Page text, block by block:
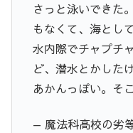
さっと泳いできた
もなくて、海とし
水内際でチャプチ
ど、潜水とかした
あかんっぽい。そ
— 魔法科高校の劣